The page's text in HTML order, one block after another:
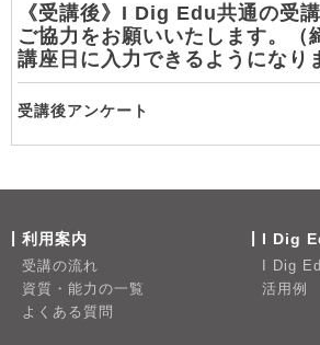
《受講後》I Dig Edu共通の受
ご協力をお願いいたします。
講座日に入力できるようになり
受講後アンケート
利用案内
受講の流れ
資質・能力の一覧
よくある質問
I Dig
I Dig
活用例